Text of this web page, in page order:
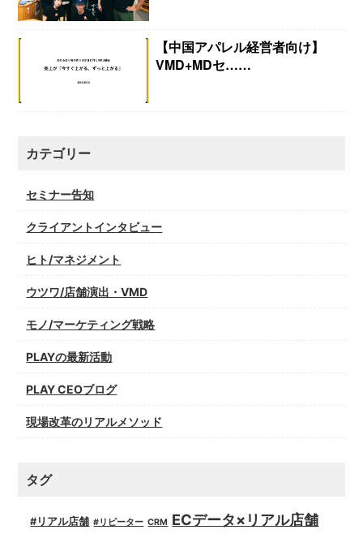
【中国アパレル経営者向け】
VMD+MDセ……
カテゴリー
セミナー告知
クライアントインタビュー
ヒト/マネジメント
ウツワ/店舗演出・VMD
モノ/マーケティング戦略
PLAYの最新活動
PLAY CEOブログ
現場改革のリアルメソッド
タグ
#リアル店舗 #リピーター CRM ECデータ×リアル店舗